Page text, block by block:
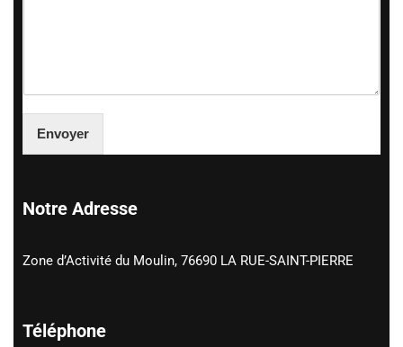
Envoyer
Notre Adresse
Zone d’Activité du Moulin, 76690 LA RUE-SAINT-PIERRE
Téléphone